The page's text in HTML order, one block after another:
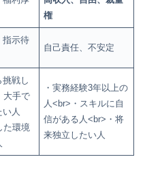
権
指示待
自己責任、不安定
挑戦し
大手で
人
た環境
・実務経験3年以上の
人<br>・スキルに自
信がある人<br>・将
来独立したい人